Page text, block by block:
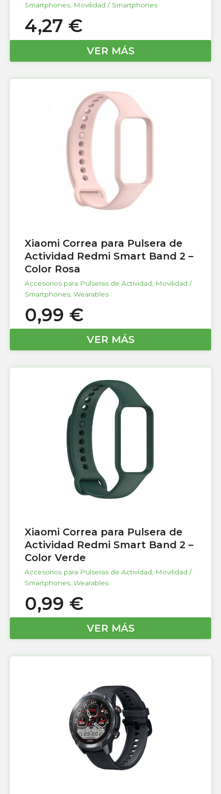
Smartphones, Movilidad / Smartphones
4,27 €
VER MÁS
Xiaomi Correa para Pulsera de
Actividad Redmi Smart Band 2 –
Color Rosa
Accesorios para Pulseras de Actividad
Movilidad /
Smartphones Wearables
0,99 €
VER MÁS
Xiaomi Correa para Pulsera de
Actividad Redmi Smart Band 2 –
Color Verde
Accesorios para Pulseras de Actividad
Movilidad /
Smartphones Wearables
0,99 €
VER MÁS